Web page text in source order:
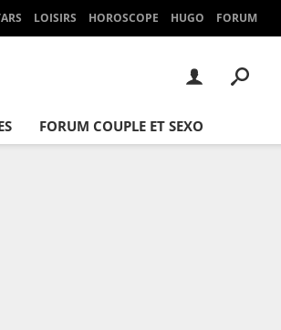
LOISIRS HOROSCOPE HUGO FORUM
FORUM COUPLE ET SEXO